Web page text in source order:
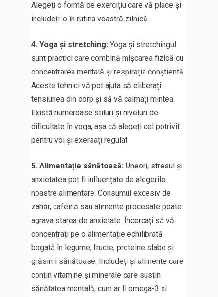
Alegeți o formă de exercițiu care vă place și
includeți-o în rutina voastră zilnică.
4. Yoga și stretching: Yoga și stretchingul
sunt practici care combină mișcarea fizică cu
concentrarea mentală și respirația conștientă.
Aceste tehnici vă pot ajuta să eliberați
tensiunea din corp și să vă calmați mintea.
Există numeroase stiluri și niveluri de
dificultate în yoga, așa că alegeți cel potrivit
pentru voi și exersați regulat.
5. Alimentație sănătoasă: Uneori, stresul și
anxietatea pot fi influențate de alegerile
noastre alimentare. Consumul excesiv de
zahăr, cafeină sau alimente procesate poate
agrava starea de anxietate. Încercați să vă
concentrați pe o alimentație echilibrată,
bogată în legume, fructe, proteine ​​slabe și
grăsimi sănătoase. Includeți și alimente care
conțin vitamine și minerale care susțin
sănătatea mentală, cum ar fi omega-3 și